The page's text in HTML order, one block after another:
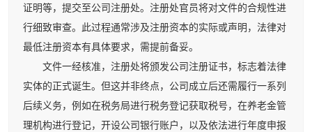
证明等，提交至公司注册处。注册处官员将对文件的合规性进
行细致审查。此过程通常涉及注册资本的实际或声明，法律对
最低注册资本有具体要求，需提前备妥。
文件一经核准，注册处将颁发公司注册证书，标志着法律
实体的正式诞生。但这并非终点，公司成立后还需履行一系列
后续义务，例如在税务局进行税务登记获取税号，在养老金管
理机构进行登记，开设公司银行账户，以及依法进行年度申报